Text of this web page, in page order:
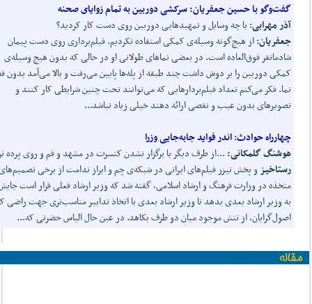
گفتوگو با حسین جعفریان:سرکشی دوربین به تمام زوایای صحنه
آذر مهرابی: با چه وسایل و تمهیدهایی دوربین روی دست کار کردید؟
جعفریان: از هیچ‌گونه وسیله‌ی کمکی استفاده نکردیم. فیلم‌برداری روی دست پیمان
شادمانفر فوق‌العاده است. در بعضی نماهای طولانی او در حالی که بدون هیچ وسیله‌ی
کمکی دوربین را بر دوش داشت چند طبقه از پله‌ها پایین می‌رفت و بالا می‌آمد بدون
نما. فکر می‌کنم تعداد فیلم‌بردارهایی که می‌توانند تحت چنین شرایطی کار کنند و
تصویرهای بدون عیب و نقصی ارائه دهند خیلی زیاد نباشد...
چهارراه حوادث:اندر فواید جابهجایی وزرا
هوشنگ گلمکانی: ...از طرف دیگر با برگزار نشدن کنسرت در مشهد و قم و روی پرده
رستاخیز و پخش تیزر فیلم‌های ایرانی در شبکه‌ی جِم و ابراز ندامت از برخی
متخذه در وزارت فرهنگ و ارشاد اسلامی، گفته شد که وزیر ارشاد فعلی قرار است
به وزیر ارشاد بعدی بدهد تا وزیر ارشاد بعدی با اتخاذ تدابیر مناسب‌تری جهت راضی
اصول‌گرایان، از تنش موجود میان دو طرف بکاهد. در عین حال الیاس حضرتی که...